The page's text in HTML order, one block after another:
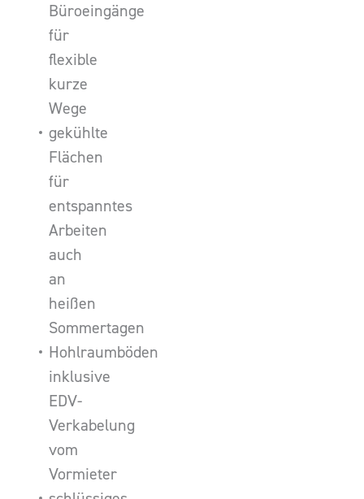
Büroeingänge
für
flexible
kurze
Wege
gekühlte
Flächen
für
entspanntes
Arbeiten
auch
an
heißen
Sommertagen
Hohlraumböden
inklusive
EDV-
Verkabelung
vom
Vormieter